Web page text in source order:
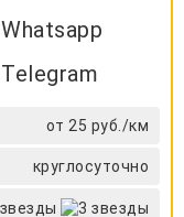
Whatsapp
Telegram
от 25 руб./км
круглосуточно